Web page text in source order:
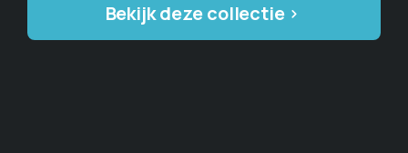
Bekijk deze collectie